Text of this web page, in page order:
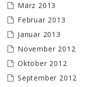
März 2013
Februar 2013
Januar 2013
November 2012
Oktober 2012
September 2012